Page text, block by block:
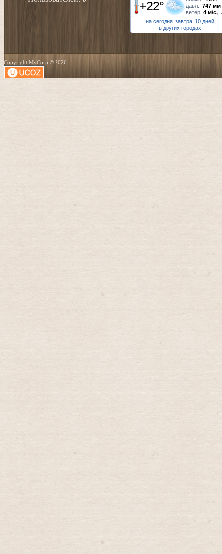
+22°
давл.:747 мм
ветер:4 м/с,
на сегодня завтра 10 дней
в других городах
Copyright MyCorp © 2026